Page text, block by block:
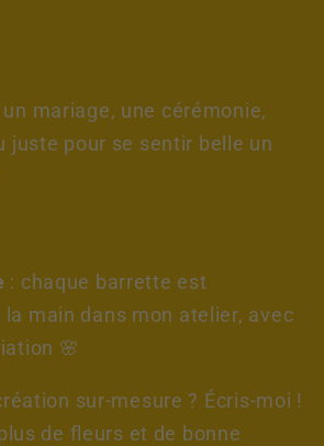
un mariage, une cérémonie,
juste pour se sentir belle un
: chaque barrette est
la main dans mon atelier, avec
🌸
sur-mesure ? Écris-moi !
de fleurs et de bonne